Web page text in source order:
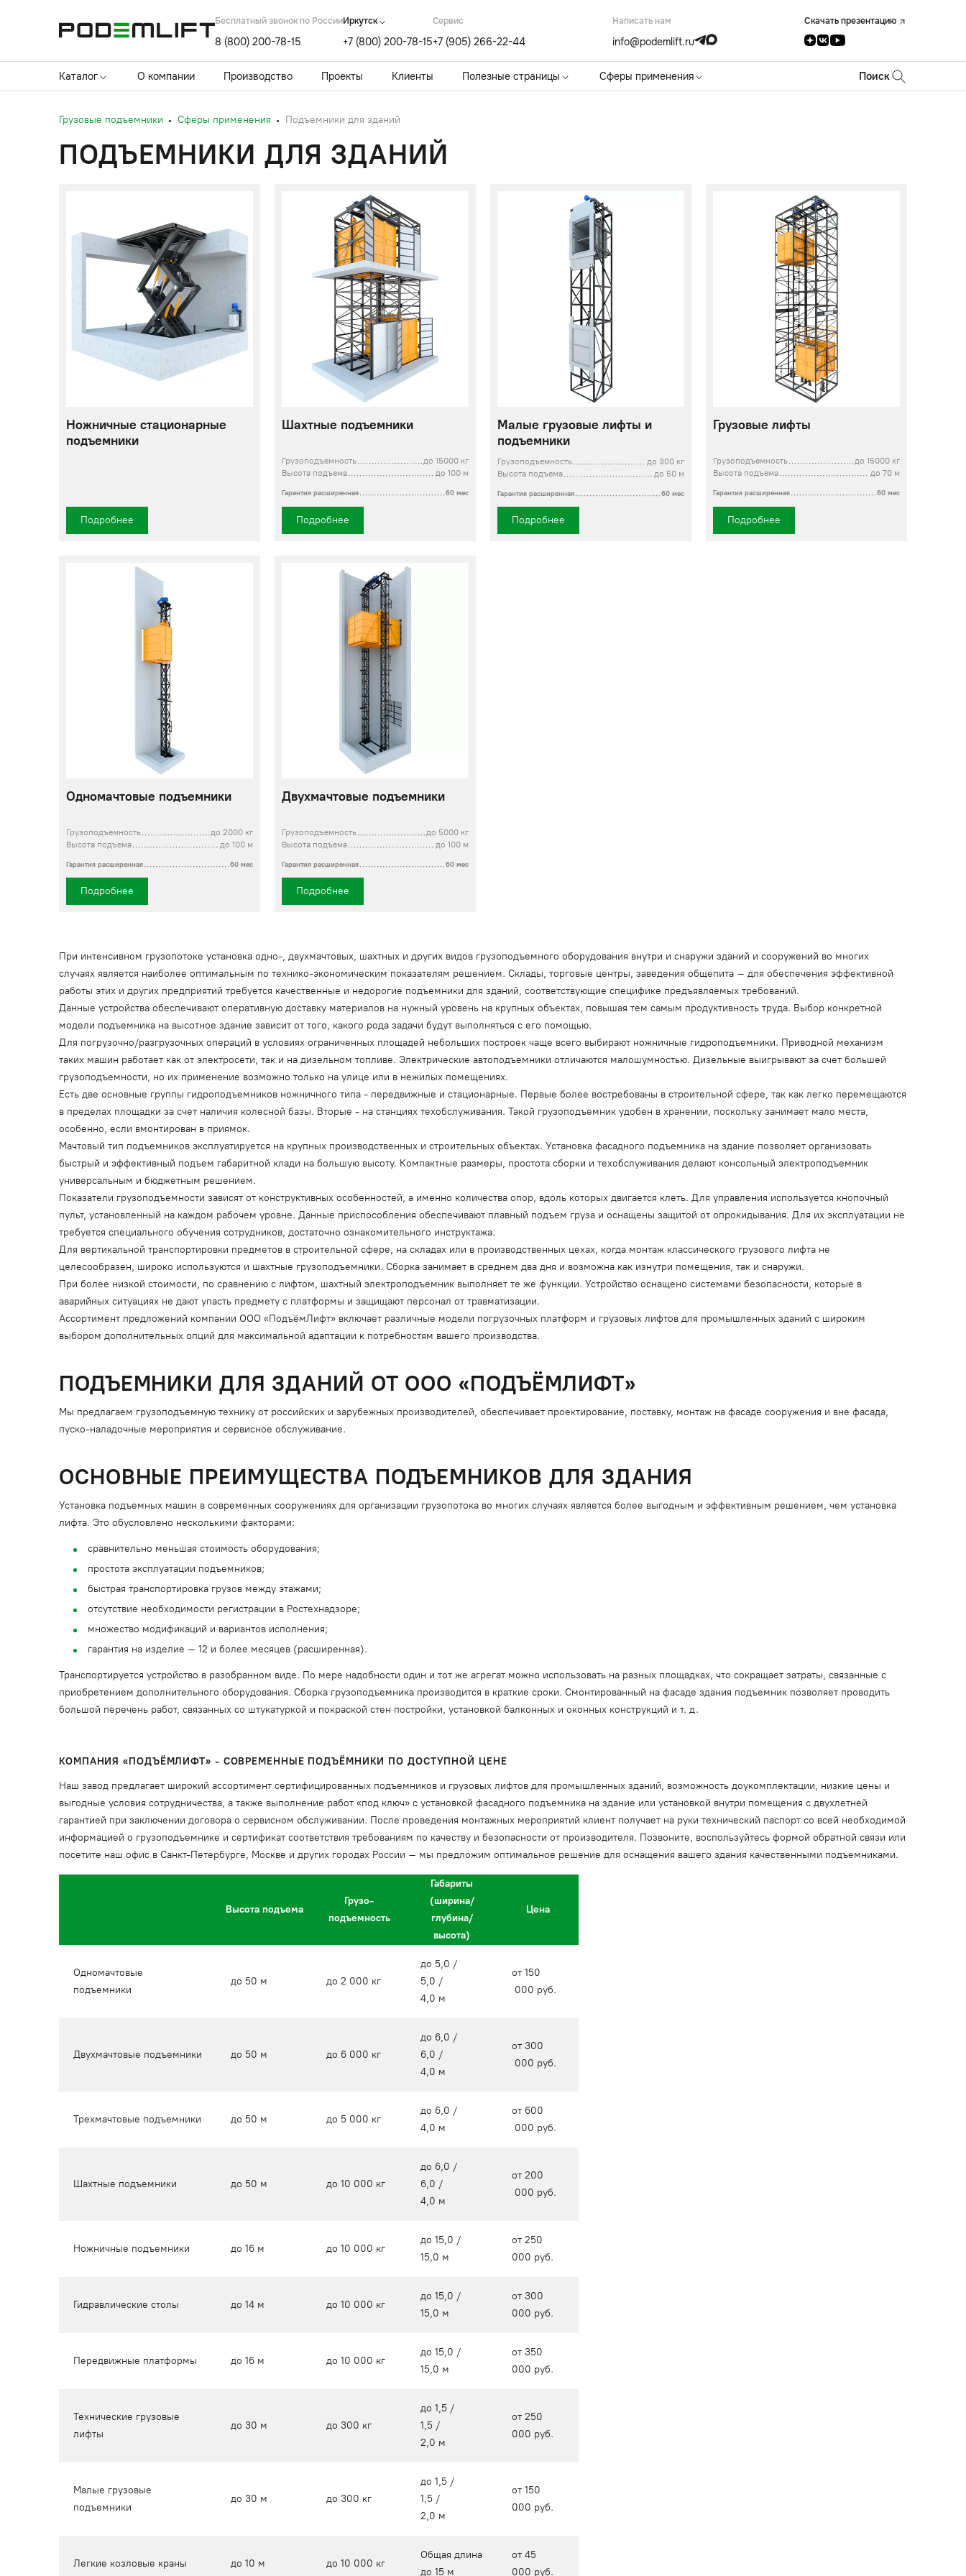
Бесплатный звонок по России
8 (800) 200-78-15
Иркутск
+7 (800) 200-78-15
Cервис
+7 (905) 266-22-44
Написать нам
info@podemlift.ru
Скачать презентацию
Каталог О компании Производство Проекты Клиенты Полезные страницы Сферы применения Поиск
Грузовые подъемники Сферы применения Подъемники для зданий
ПОДЪЕМНИКИ ДЛЯ ЗДАНИЙ
Ножничные стационарные
подъемники
Подробнее
Шахтные подъемники
Грузоподъемность
до 15000 кг
Высота подъема
до 100 м
Гарантия расширенная 60 мес
Подробнее
Малые грузовые лифты и
подъемники
Грузоподъемность
до 300 кг
Высота подъема
до 50 м
Гарантия расширенная 60 мес
Подробнее
Грузовые лифты
Грузоподъемность
до 15000 кг
Высота подъема
до 70 м
Гарантия расширенная 60 мес
Подробнее
Одномачтовые подъемники
Грузоподъемность
до 2000 кг
Высота подъема
до 100 м
Гарантия расширенная 60 мес
Подробнее
Двухмачтовые подъемники
Грузоподъемность
до 5000 кг
Высота подъема
до 100 м
Гарантия расширенная 60 мес
Подробнее
При интенсивном грузопотоке установка одно-, двухмачтовых, шахтных и других видов грузоподъемного оборудования внутри и снаружи зданий и сооружений во многих
случаях является наиболее оптимальным по технико-экономическим показателям решением. Склады, торговые центры, заведения общепита – для обеспечения эффективной
работы этих и других предприятий требуется качественные и недорогие подъемники для зданий, соответствующие специфике предъявляемых требований.
Данные устройства обеспечивают оперативную доставку материалов на нужный уровень на крупных объектах, повышая тем самым продуктивность труда. Выбор конкретной
модели подъемника на высотное здание зависит от того, какого рода задачи будут выполняться с его помощью.
Для погрузочно/разгрузочных операций в условиях ограниченных площадей небольших построек чаще всего выбирают ножничные гидроподъемники. Приводной механизм
таких машин работает как от электросети, так и на дизельном топливе. Электрические автоподъемники отличаются малошумностью. Дизельные выигрывают за счет большей
грузоподъемности, но их применение возможно только на улице или в нежилых помещениях.
Есть две основные группы гидроподъемников ножничного типа - передвижные и стационарные. Первые более востребованы в строительной сфере, так как легко перемещаются
в пределах площадки за счет наличия колесной базы. Вторые - на станциях техобслуживания. Такой грузоподъемник удобен в хранении, поскольку занимает мало места,
особенно, если вмонтирован в приямок.
Мачтовый тип подъемников эксплуатируется на крупных производственных и строительных объектах. Установка фасадного подъемника на здание позволяет организовать
быстрый и эффективный подъем габаритной клади на большую высоту. Компактные размеры, простота сборки и техобслуживания делают консольный электроподъемник
универсальным и бюджетным решением.
Показатели грузоподъемности зависят от конструктивных особенностей, а именно количества опор, вдоль которых двигается клеть. Для управления используется кнопочный
пульт, установленный на каждом рабочем уровне. Данные приспособления обеспечивают плавный подъем груза и оснащены защитой от опрокидывания. Для их эксплуатации не
требуется специального обучения сотрудников, достаточно ознакомительного инструктажа.
Для вертикальной транспортировки предметов в строительной сфере, на складах или в производственных цехах, когда монтаж классического грузового лифта не
целесообразен, широко используются и шахтные грузоподъемники. Сборка занимает в среднем два дня и возможна как изнутри помещения, так и снаружи.
При более низкой стоимости, по сравнению с лифтом, шахтный электроподъемник выполняет те же функции. Устройство оснащено системами безопасности, которые в
аварийных ситуациях не дают упасть предмету с платформы и защищают персонал от травматизации.
Ассортимент предложений компании ООО «ПодъёмЛифт» включает различные модели погрузочных платформ и грузовых лифтов для промышленных зданий с широким
выбором дополнительных опций для максимальной адаптации к потребностям вашего производства.
ПОДЪЕМНИКИ ДЛЯ ЗДАНИЙ ОТ ООО «ПОДЪЁМЛИФТ»
Мы предлагаем грузоподъемную технику от российских и зарубежных производителей, обеспечивает проектирование, поставку, монтаж на фасаде сооружения и вне фасада,
пуско-наладочные мероприятия и сервисное обслуживание.
ОСНОВНЫЕ ПРЕИМУЩЕСТВА ПОДЪЕМНИКОВ ДЛЯ ЗДАНИЯ
Установка подъемных машин в современных сооружениях для организации грузопотока во многих случаях является более выгодным и эффективным решением, чем установка
лифта. Это обусловлено несколькими факторами:
сравнительно меньшая стоимость оборудования;
простота эксплуатации подъемников;
быстрая транспортировка грузов между этажами;
отсутствие необходимости регистрации в Ростехнадзоре;
множество модификаций и вариантов исполнения;
гарантия на изделие – 12 и более месяцев (расширенная).
Транспортируется устройство в разобранном виде. По мере надобности один и тот же агрегат можно использовать на разных площадках, что сокращает затраты, связанные с
приобретением дополнительного оборудования. Сборка грузоподъемника производится в краткие сроки. Смонтированный на фасаде здания подъемник позволяет проводить
большой перечень работ, связанных со штукатуркой и покраской стен постройки, установкой балконных и оконных конструкций и т. д.
КОМПАНИЯ «ПОДЪЁМЛИФТ» - СОВРЕМЕННЫЕ ПОДЪЁМНИКИ ПО ДОСТУПНОЙ ЦЕНЕ
Наш завод предлагает широкий ассортимент сертифицированных подъемников и грузовых лифтов для промышленных зданий, возможность доукомплектации, низкие цены и
выгодные условия сотрудничества, а также выполнение работ «под ключ» с установкой фасадного подъемника на здание или установкой внутри помещения с двухлетней
гарантией при заключении договора о сервисном обслуживании. После проведения монтажных мероприятий клиент получает на руки технический паспорт со всей необходимой
информацией о грузоподъемнике и сертификат соответствия требованиям по качеству и безопасности от производителя. Позвоните, воспользуйтесь формой обратной связи или
посетите наш офис в Санкт-Петербурге, Москве и других городах России – мы предложим оптимальное решение для оснащения вашего здания качественными подъемниками.
Высота подъема
Грузо-
подъемность
Габариты
(ширина/
глубина/
высота)
Цена
Одномачтовые
подъемники
до 50 м до 2 000 кг
до 5,0 /
5,0 /
4,0 м
от 150
000 руб.
Двухмачтовые подъемники до 50 м до 6 000 кг
до 6,0 /
6,0 /
4,0 м
от 300
000 руб.
Трехмачтовые подъемники до 50 м до 5 000 кг
до 6,0 /
4,0 м
от 600
000 руб.
Шахтные подъемники до 50 м до 10 000 кг
до 6,0 /
6,0 /
4,0 м
от 200
000 руб.
Ножничные подъемники до 16 м до 10 000 кг
до 15,0 /
15,0 м
от 250
000 руб.
Гидравлические столы до 14 м до 10 000 кг
до 15,0 /
15,0 м
от 300
000 руб.
Передвижные платформы до 16 м до 10 000 кг
до 15,0 /
15,0 м
от 350
000 руб.
Технические грузовые
лифты
до 30 м до 300 кг
до 1,5 /
1,5 /
2,0 м
от 250
000 руб.
Малые грузовые
подъемники
до 30 м до 300 кг
до 1,5 /
1,5 /
2,0 м
от 150
000 руб.
Легкие козловые краны до 10 м до 10 000 кг
Общая длина
до 15 м
от 45
000 руб.